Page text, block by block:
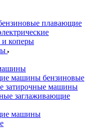
плавающие
коперы
машины бензиновые
затирочные машины
заглаживающие
машины